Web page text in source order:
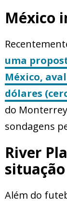
México
uma
México,
dólares
do
sondagens
River
Além do